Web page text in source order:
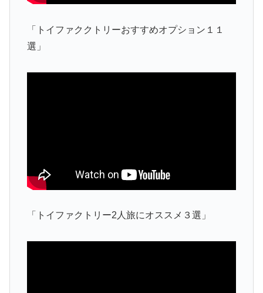
「トイファククトリーおすすめオプション１１
選」
「トイファクトリー2人旅にオススメ３選」